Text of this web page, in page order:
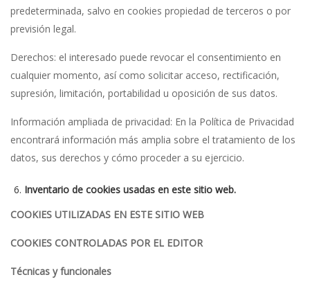
predeterminada, salvo en cookies propiedad de terceros o por
previsión legal.
Derechos: el interesado puede revocar el consentimiento en
cualquier momento, así como solicitar acceso, rectificación,
supresión, limitación, portabilidad u oposición de sus datos.
Información ampliada de privacidad: En la Política de Privacidad
encontrará información más amplia sobre el tratamiento de los
datos, sus derechos y cómo proceder a su ejercicio.
Inventario de cookies usadas en este sitio web.
COOKIES UTILIZADAS EN ESTE SITIO WEB
COOKIES CONTROLADAS POR EL EDITOR
Técnicas y funcionales